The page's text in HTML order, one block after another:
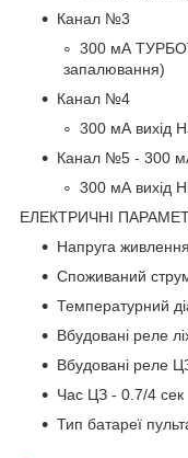
Канал №3
300 мА
запалювання)
Канал №4
300 мА вихід
Канал №5 - 300
300 мА вихід
ЕЛЕКТРИЧНІ
Напруга
Споживаний
Температурний
Вбудовані реле
Вбудовані реле
Час ЦЗ - 0.7/4 сек
Тип батареї